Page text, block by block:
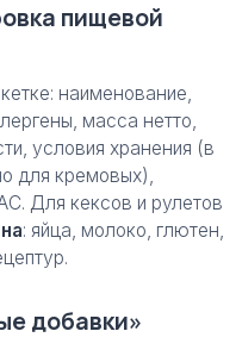
пищевой
наименование,
масса нетто,
условия хранения (в
для кремовых),
Для кексов и рулетов
: яйца, молоко, глютен,
добавки»